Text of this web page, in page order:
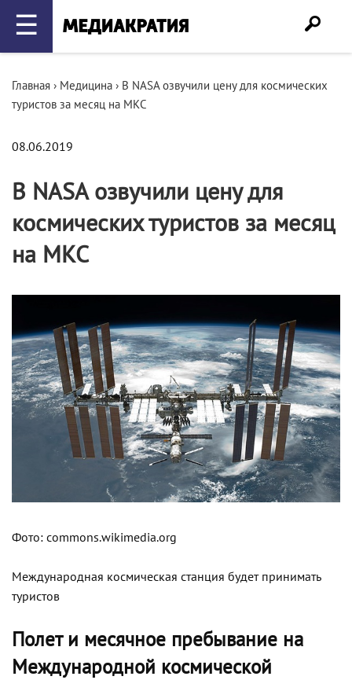
☰
Главная › Медицина › В NASA озвучили цену для космических
туристов за месяц на МКС
08.06.2019
В NASA озвучили цену для
космических туристов за месяц
на МКС
Фото: commons.wikimedia.org
Международная космическая станция будет принимать
туристов
Полет и месячное пребывание на
Международной космической